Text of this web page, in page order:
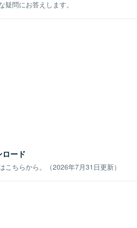
問にお答えします。
ード
こちらから。（2026年7月31日更新）